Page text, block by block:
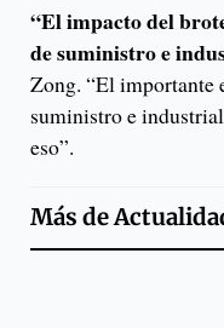
“El impacto del
de suministro e
Zong. “El importante
suministro e
eso”.
Más de